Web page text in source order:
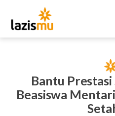
Bantu Prestasi
Beasiswa